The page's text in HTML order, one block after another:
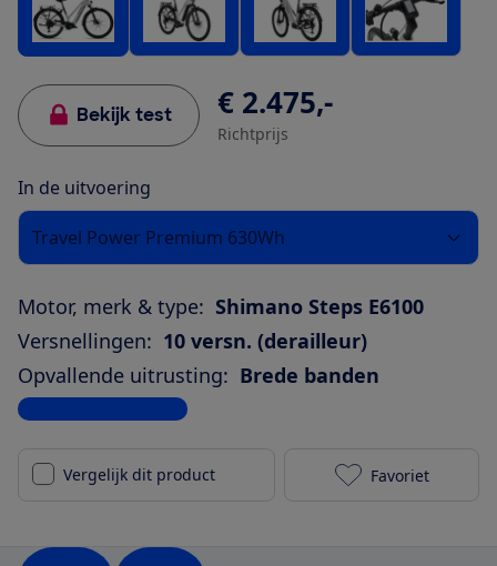
Bekijk test € 2.475,-
Richtprijs
In de uitvoering
Travel Power Premium 630Wh
Motor, merk & type: Shimano Steps E6100
Versnellingen: 10 versn. (derailleur)
Opvallende uitrusting: Brede banden
Bekijk alle specificaties
Vergelijk dit product Sensa Travel
Favoriet